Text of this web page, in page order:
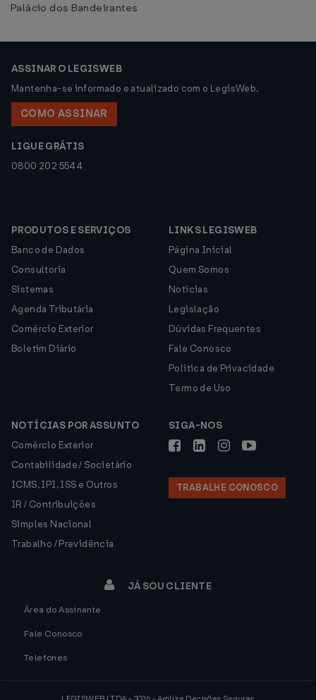
Palácio dos Bandeirantes
ASSINAR O LEGISWEB
Mantenha-se informado e atualizado com o LegisWeb.
COMO ASSINAR
LIGUE GRÁTIS
0800 202 5544
PRODUTOS E SERVIÇOS
Banco de Dados
Consultoria
Sistemas
Agenda Tributária
Comércio Exterior
Boletim Diário
LINKS LEGISWEB
Página Inicial
Quem Somos
Notícias
Legislação
Dúvidas Frequentes
Fale Conosco
Política de Privacidade
Termo de Uso
NOTÍCIAS POR ASSUNTO
Comércio Exterior
Contabilidade / Societário
ICMS, IPI, ISS e Outros
IR / Contribuições
Simples Nacional
Trabalho / Previdência
SIGA-NOS
TRABALHE CONOSCO
JÁ SOU CLIENTE
Área do Assinante
Fale Conosco
Telefones